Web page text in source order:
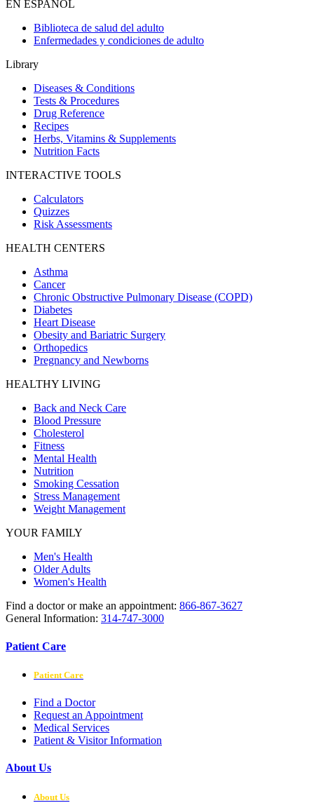
EN ESPAÑOL
Biblioteca de salud del adulto
Enfermedades y condiciones de adulto
Library
Diseases & Conditions
Tests & Procedures
Drug Reference
Recipes
Herbs, Vitamins & Supplements
Nutrition Facts
INTERACTIVE TOOLS
Calculators
Quizzes
Risk Assessments
HEALTH CENTERS
Asthma
Cancer
Chronic Obstructive Pulmonary Disease (COPD)
Diabetes
Heart Disease
Obesity and Bariatric Surgery
Orthopedics
Pregnancy and Newborns
HEALTHY LIVING
Back and Neck Care
Blood Pressure
Cholesterol
Fitness
Mental Health
Nutrition
Smoking Cessation
Stress Management
Weight Management
YOUR FAMILY
Men's Health
Older Adults
Women's Health
Find a doctor or make an appointment: 866-867-3627
General Information: 314-747-3000
Patient Care
Patient Care
Find a Doctor
Request an Appointment
Medical Services
Patient & Visitor Information
About Us
About Us